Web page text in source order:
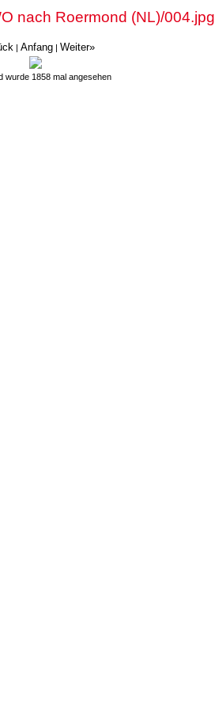
nach Roermond (NL)/004.jpg
| Anfang | Weiter»
wurde 1858 mal angesehen